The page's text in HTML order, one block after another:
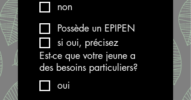
non
Possède un EPIPEN
si oui, précisez
Est-ce que votre jeune a
des besoins particuliers?
oui